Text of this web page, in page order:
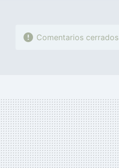
Comentarios cerrados